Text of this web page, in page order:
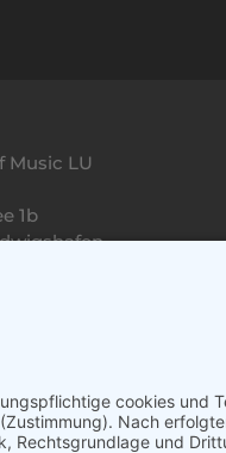
Music LU
1b